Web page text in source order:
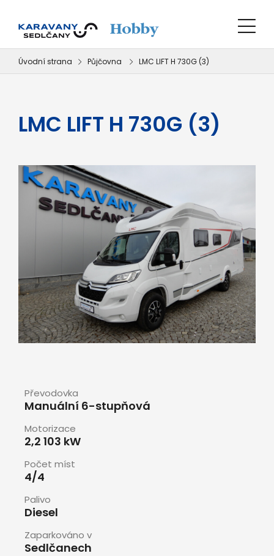
Úvodní strana Půjčovna LMC LIFT H 730G (3)
LMC LIFT H 730G (3)
Převodovka
Manuální 6-stupňová
Motorizace
2,2 103 kW
Počet míst
4/4
Palivo
Diesel
Zaparkováno v
Sedlčanech